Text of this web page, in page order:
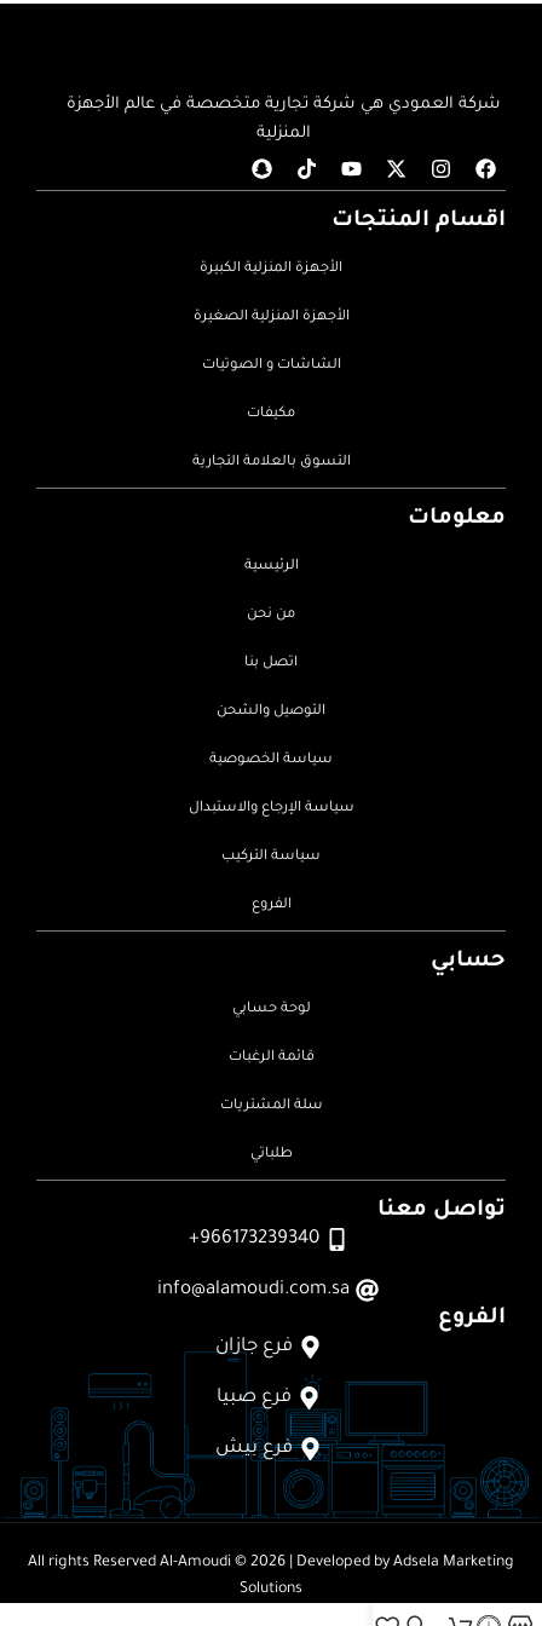
شركة العمودي هي شركة تجارية متخصصة في عالم الأجهزة
المنزلية
اقسام المنتجات
الأجهزة المنزلية الكبيرة
الأجهزة المنزلية الصغيرة
الشاشات و الصوتيات
مكيفات
التسوق بالعلامة التجارية
معلومات
الرئيسية
من نحن
اتصل بنا
التوصيل والشحن
سياسة الخصوصية
سياسة الإرجاع والاستبدال
سياسة التركيب
الفروع
حسابي
لوحة حسابي
قائمة الرغبات
سلة المشتريات
طلباتي
تواصل معنا
966173239340+
info@alamoudi.com.sa
الفروع
فرع جازان
فرع صبيا
فرع بيش
All rights Reserved Al-Amoudi © 2026 | Developed by Adsela Marketing
Solutions